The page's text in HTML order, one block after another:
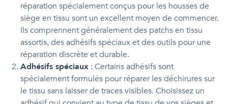
réparation spécialement conçus pour les housses de
siège en tissu sont un excellent moyen de commencer.
Ils comprennent généralement des patchs en tissu
assortis, des adhésifs spéciaux et des outils pour une
réparation discrète et durable.
Adhésifs spéciaux : Certains adhésifs sont
spécialement formulés pour réparer les déchirures sur
le tissu sans laisser de traces visibles. Choisissez un